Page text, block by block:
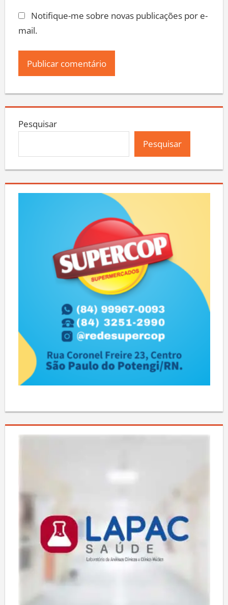
Notifique-me sobre novas publicações por e-
mail.
Pesquisar
Pesquisar